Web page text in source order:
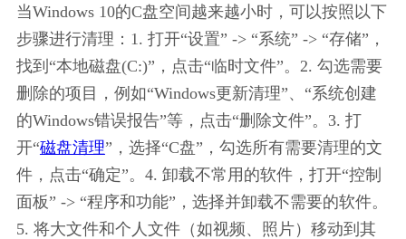
当Windows 10的C盘空间越来越小时，可以按照以下
步骤进行清理：1. 打开“设置” -> “系统” -> “存储”，
找到“本地磁盘(C:)”，点击“临时文件”。2. 勾选需要
删除的项目，例如“Windows更新清理”、“系统创建
的Windows错误报告”等，点击“删除文件”。3. 打
开“磁盘清理”，选择“C盘”，勾选所有需要清理的文
件，点击“确定”。4. 卸载不常用的软件，打开“控制
面板” -> “程序和功能”，选择并卸载不需要的软件。
5. 将大文件和个人文件（如视频、照片）移动到其